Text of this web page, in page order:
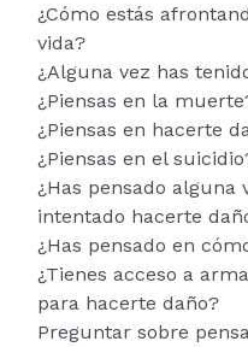
¿Cómo estás
vida?
¿Alguna vez has
¿Piensas en la
¿Piensas en hacerte
¿Piensas en el
¿Has pensado alguna
intentado hacerte
¿Has pensado en
¿Tienes acceso a
para hacerte daño?
Preguntar sobre